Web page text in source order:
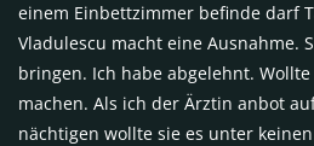
einem Einbettzimmer befinde darf
Vladulescu macht eine Ausnahme.
bringen. Ich habe abgelehnt.
machen. Als ich der Ärztin anbot
nächtigen wollte sie es unter